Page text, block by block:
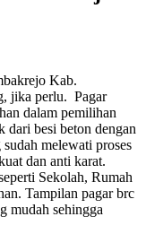
Kab.
jika perlu. Pagar
dalam pemilihan
dari besi beton dengan
melewati proses
dan anti karat.
Sekolah, Rumah
Tampilan pagar brc
mudah sehingga